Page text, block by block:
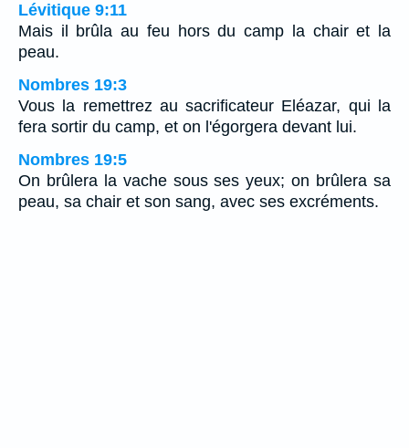
Lévitique 9:11
Mais il brûla au feu hors du camp la chair et la
peau.
Nombres 19:3
Vous la remettrez au sacrificateur Eléazar, qui la
fera sortir du camp, et on l'égorgera devant lui.
Nombres 19:5
On brûlera la vache sous ses yeux; on brûlera sa
peau, sa chair et son sang, avec ses excréments.